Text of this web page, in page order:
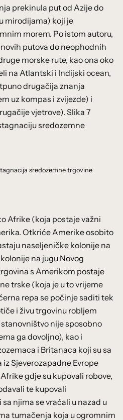
prekinula put od Azije do
mirodijama) koji je
morem. Po istom autoru,
putova do neophodnih
morske rute, kao ona oko
na Atlantski i Indijski ocean,
drugačija znanja
uz kompas i zvijezde) i
vjetrove). Slika 7
sredozemne
sredozemne trgovine
Afrike (koja postaje važni
Otkriće Amerike osobito
naseljeničke kolonije na
na jugu Novog
s Amerikom postaje
trske (koja je u to vrijeme
repa se počinje saditi tek
i živu trgovinu robljem
nije sposobno
ga dovoljno), kao i
i Britanaca koji su sa
Sjeverozapadne Evrope
gdje su kupovali robove,
te kupovali
njima se vraćali u nazad u
tumačenja koja u ogromnim